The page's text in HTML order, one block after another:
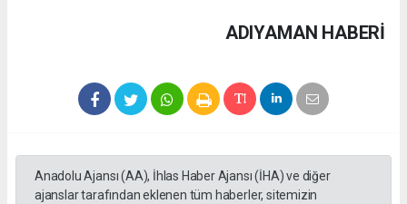
ADIYAMAN HABERİ
Anadolu Ajansı (AA), İhlas Haber Ajansı (İHA) ve diğer
ajanslar tarafından eklenen tüm haberler, sitemizin